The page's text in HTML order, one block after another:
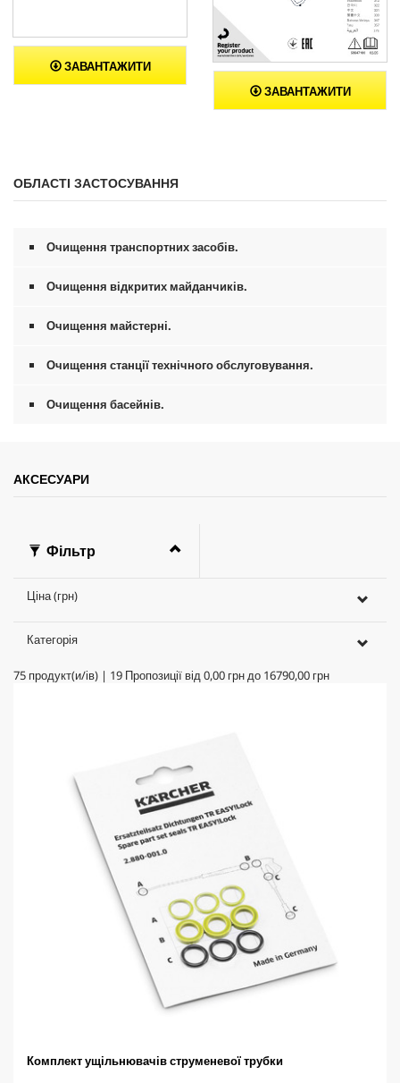
ЗАВАНТАЖИТИ
ЗАВАНТАЖИТИ
ОБЛАСТІ ЗАСТОСУВАННЯ
Очищення транспортних засобів.
Очищення відкритих майданчиків.
Очищення майстерні.
Очищення станції технічного обслуговування.
Очищення басейнів.
АКСЕСУАРИ
Фільтр
Ціна (грн)
Категорія
75 продукт(и/ів) | 19 Пропозиції від0,00 грндо 16790,00 грн
Комплект ущільнювачів струменевої трубки